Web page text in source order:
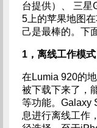
台提供）、 三星
5上的苹果地图
己是最棒的。下
1，离线工作模式
在Lumia 920的
被下载下来了，
等功能。Galaxy
息进行离线工作